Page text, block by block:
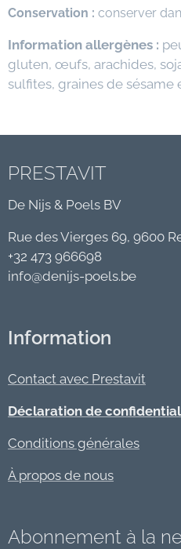
Conservation : conserver
Information allergènes :
gluten, œufs, arachides,
sulfites, graines de
PRESTAVIT
De Nijs & Poels BV
Rue des Vierges 69, 9600
+32 473 966698
info@denijs-poels.be
Information
Contact avec Prestavit
Déclaration de
Conditions générales
À propos de nous
Abonnement à la